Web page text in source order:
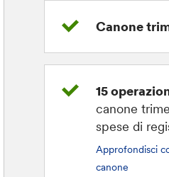
Canone
15
canone
spese di
Approfondisci
canone